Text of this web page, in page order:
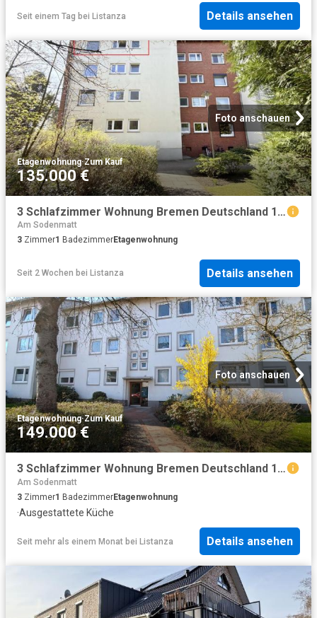
Seit einem Tag bei Listanza Details ansehen
Foto anschauen
Etagenwohnung·Zum Kauf
135.000 €
3 Schlafzimmer Wohnung Bremen Deutschland 104228236
Am Sodenmatt
3 Zimmer1 BadezimmerEtagenwohnung
Seit 2 Wochen bei Listanza Details ansehen
Foto anschauen
Etagenwohnung·Zum Kauf
149.000 €
3 Schlafzimmer Wohnung Bremen Deutschland 101452628
Am Sodenmatt
3 Zimmer1 BadezimmerEtagenwohnung
·Ausgestattete Küche
Seit mehr als einem Monat bei Listanza Details ansehen